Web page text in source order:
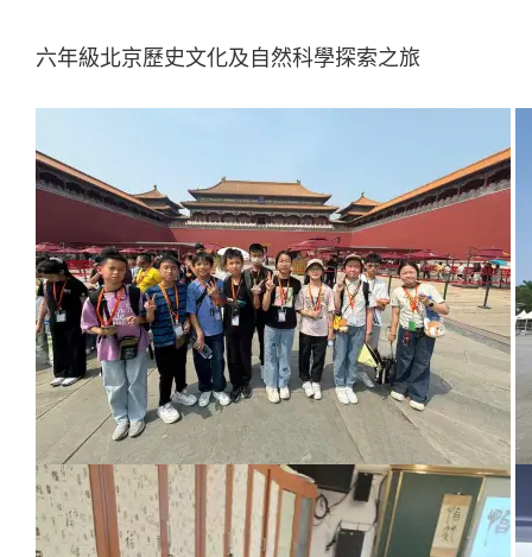
六年級北京歷史文化及自然科學探索之旅